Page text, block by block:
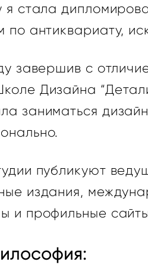
я стала
по антиквариату,
завершив с
Дизайна
заниматься
публикуют
издания,
и профильные